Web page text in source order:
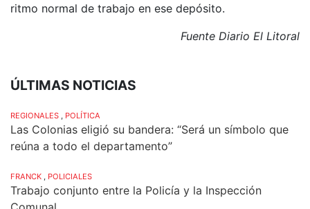
ritmo normal de trabajo en ese depósito.
Fuente Diario El Litoral
ÚLTIMAS NOTICIAS
REGIONALES POLÍTICA
Las Colonias eligió su bandera: “Será un símbolo que
reúna a todo el departamento”
FRANCK POLICIALES
Trabajo conjunto entre la Policía y la Inspección